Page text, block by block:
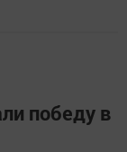
победу в